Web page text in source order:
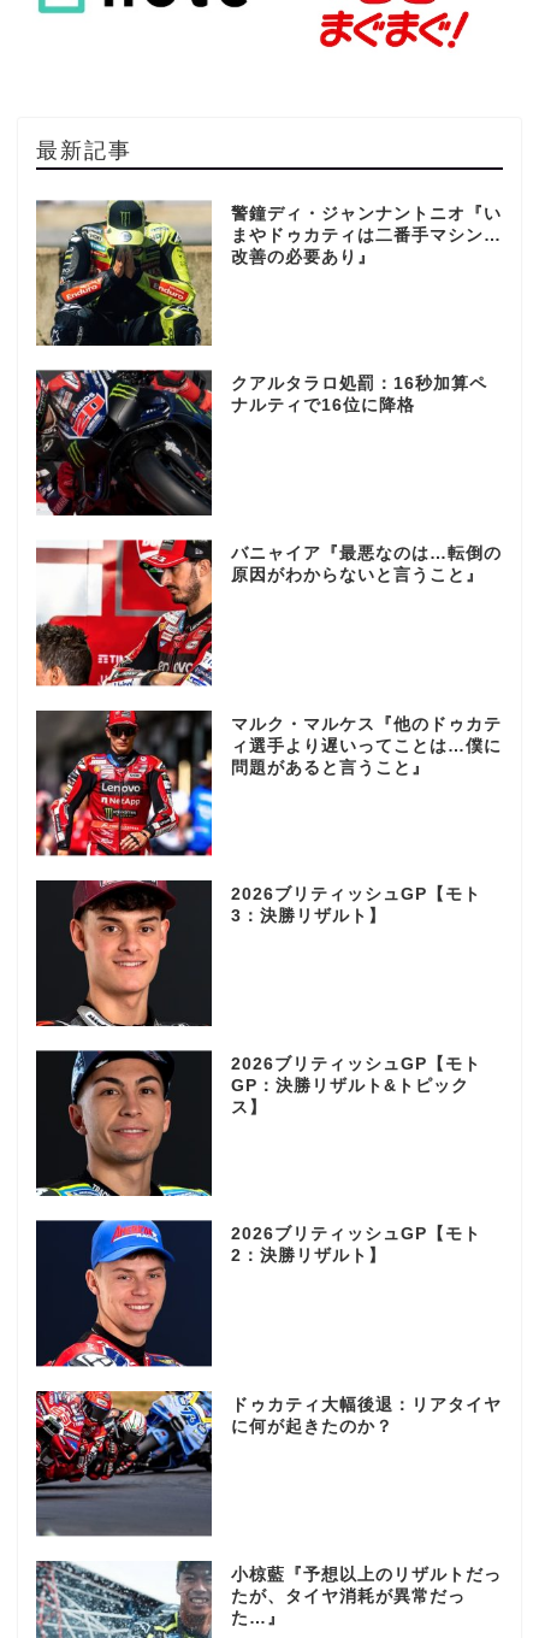
最新記事
警鐘ディ・ジャンナントニオ『い
まやドゥカティは二番手マシン…
改善の必要あり』
クアルタラロ処罰：16秒加算ペ
ナルティで16位に降格
バニャイア『最悪なのは…転倒の
原因がわからないと言うこと』
マルク・マルケス『他のドゥカテ
ィ選手より遅いってことは…僕に
問題があると言うこと』
2026ブリティッシュGP【モト
3：決勝リザルト】
2026ブリティッシュGP【モト
GP：決勝リザルト&トピック
ス】
2026ブリティッシュGP【モト
2：決勝リザルト】
ドゥカティ大幅後退：リアタイヤ
に何が起きたのか？
小椋藍『予想以上のリザルトだっ
たが、タイヤ消耗が異常だっ
た…』